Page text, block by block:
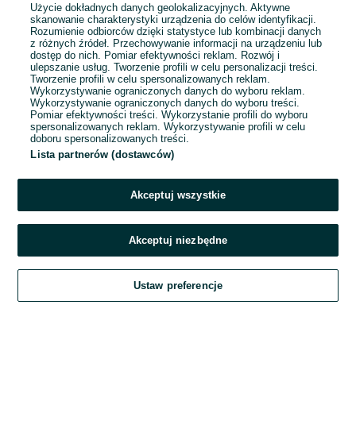
E-mail
Hasło
Zaloguj się
Kontynuując za pośrednictwem jednego z dostawców wskazanych powyżej,
OLX.pl w jego aktualnym brzmieniu.
Użycie dokładnych danych geolokalizacyjnych. Aktywne
skanowanie charakterystyki urządzenia do celów identyfikacji.
Rozumienie odbiorców dzięki statystyce lub kombinacji danych
z różnych źródeł. Przechowywanie informacji na urządzeniu lub
dostęp do nich. Pomiar efektywności reklam. Rozwój i
ulepszanie usług. Tworzenie profili w celu personalizacji treści.
Tworzenie profili w celu spersonalizowanych reklam.
Wykorzystywanie ograniczonych danych do wyboru reklam.
Wykorzystywanie ograniczonych danych do wyboru treści.
Pomiar efektywności treści. Wykorzystanie profili do wyboru
spersonalizowanych reklam. Wykorzystywanie profili w celu
doboru spersonalizowanych treści.
Lista partnerów (dostawców)
Akceptuj wszystkie
Akceptuj niezbędne
Ustaw preferencje